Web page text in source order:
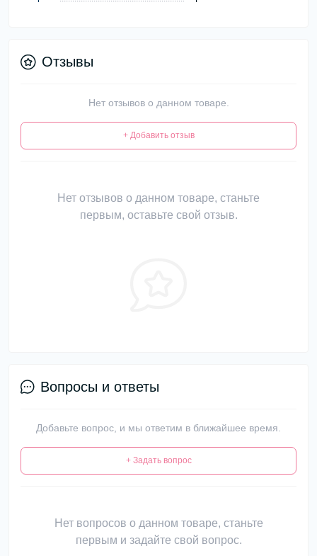
Отзывы
Нет отзывов о данном товаре.
+ Добавить отзыв
Нет отзывов о данном товаре, станьте
первым, оставьте свой отзыв.
Вопросы и ответы
Добавьте вопрос, и мы ответим в ближайшее время.
+ Задать вопрос
Нет вопросов о данном товаре, станьте
первым и задайте свой вопрос.